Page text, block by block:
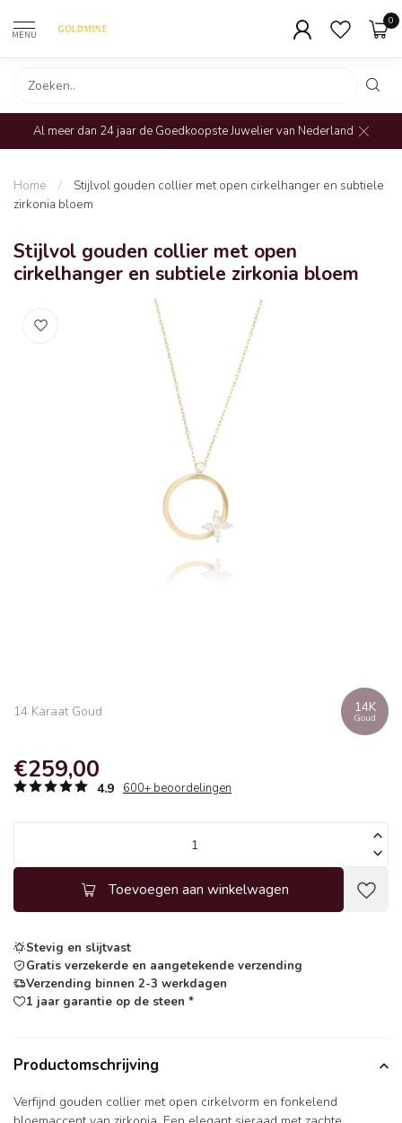
MENU
0
Al meer dan 24 jaar de Goedkoopste Juwelier van Nederland
Home /
Stijlvol gouden collier met open cirkelhanger en subtiele
zirkonia bloem
Stijlvol gouden collier met open
cirkelhanger en subtiele zirkonia bloem
14 Karaat Goud 14K
Goud
€259,00
4.9 600+ beoordelingen
Toevoegen aan winkelwagen
Stevig en slijtvast
Gratis verzekerde en aangetekende verzending
Verzending binnen 2-3 werkdagen
1 jaar garantie op de steen *
Productomschrijving
Verfijnd gouden collier met open cirkelvorm en fonkelend